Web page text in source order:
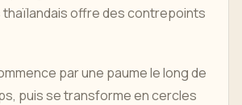
thaïlandais offre des contrepoints
par une paume le long de
puis se transforme en cercles